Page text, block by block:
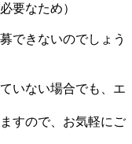
要なため）
できないのでしょう
いない場合でも、エ
すので、お気軽にご